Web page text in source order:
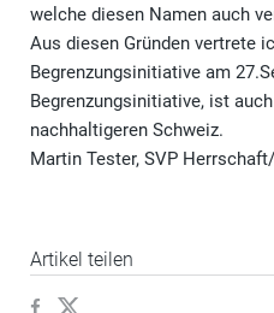
welche diesen Namen auch
Aus diesen Gründen vertrete
Begrenzungsinitiative am
Begrenzungsinitiative, ist
nachhaltigeren Schweiz.
Martin Tester, SVP
Artikel teilen